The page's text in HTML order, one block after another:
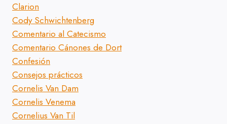
Clarion
Cody Schwichtenberg
Comentario al Catecismo
Comentario Cánones de Dort
Confesión
Consejos prácticos
Cornelis Van Dam
Cornelis Venema
Cornelius Van Til